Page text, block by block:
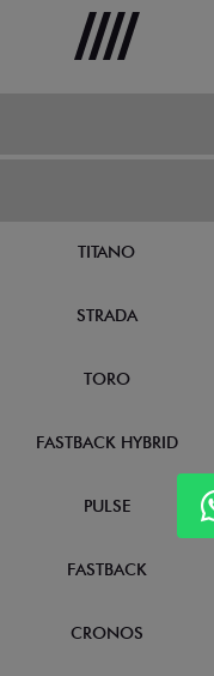
TITANO
STRADA
TORO
FASTBACK HYBRID
PULSE
FASTBACK
CRONOS